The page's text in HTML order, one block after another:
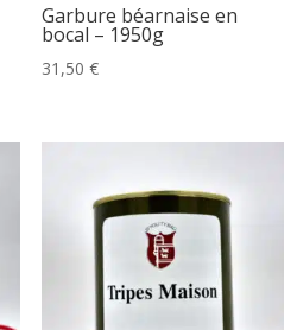
Garbure béarnaise en
bocal – 1950g
31,50 €